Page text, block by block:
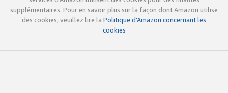
supplémentaires. Pour en savoir plus sur la façon dont Amazon utilise
des cookies, veuillez lire la Politique d’Amazon concernant les
cookies